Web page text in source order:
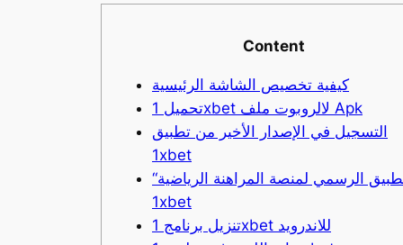
Content
كيفية تخصيص الشاشة الرئيسية
تحميل 1xbet لالروبوت ملف Apk
التسجيل في الإصدار الأخير من تطبيق
1xbet
“التطبيق الرسمي لمنصة المراهنة الرياضية
1xbet
تنزيل برنامج 1xbet للاندرويد